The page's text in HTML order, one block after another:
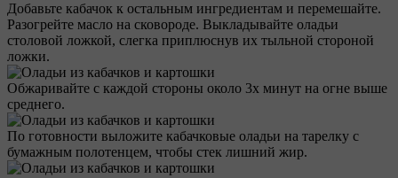
Добавьте кабачок к остальным ингредиентам и перемешайте.
Разогрейте масло на сковороде. Выкладывайте оладьи
столовой ложкой, слегка приплюснув их тыльной стороной
ложки.
Обжаривайте с каждой стороны около 3х минут на огне выше
среднего.
По готовности выложите кабачковые оладьи на тарелку с
бумажным полотенцем, чтобы стек лишний жир.